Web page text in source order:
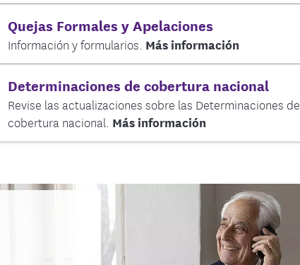
Quejas Formales y Apelaciones
Información y formularios. Más información
Determinaciones de cobertura nacional
Revise las actualizaciones sobre las Determinaciones de
cobertura nacional. Más información